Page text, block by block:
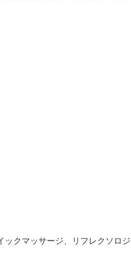
ックマッサージ、リフレクソロジ